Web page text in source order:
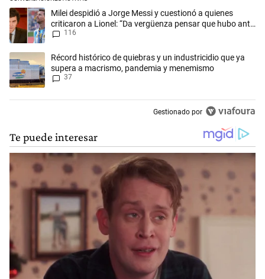
Este listado muestra los artículos con más comentarios en los
Un artículo de tendencia con el título "Milei despidió a Jorge Messi y
Milei despidió a Jorge Messi y cuestionó a quienes
criticaron a Lionel: “Da vergüenza pensar que hubo anti-
Messi”
116
Un artículo de tendencia con el título "Récord histórico de quiebras y
Récord histórico de quiebras y un industricidio que ya
supera a macrismo, pandemia y menemismo
37
Gestionado por